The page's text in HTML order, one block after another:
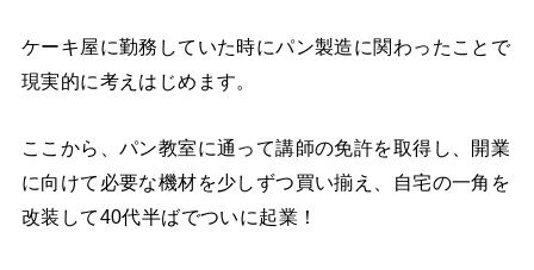
ケーキ屋に勤務していた時にパン製造に関わったことで
現実的に考えはじめます。
ここから、パン教室に通って講師の免許を取得し、開業
に向けて必要な機材を少しずつ買い揃え、自宅の一角を
改装して40代半ばでついに起業！